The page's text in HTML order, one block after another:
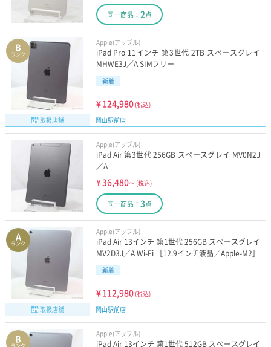
同一商品： 2点
B
ランク
Apple(アップル)
iPad Pro 11インチ 第3世代 2TB スペースグレイ
MHWE3J／A SIMフリー
新着
¥124,980 (税込)
取扱店舗
岡山駅前店
Apple(アップル)
iPad Air 第3世代 256GB スペースグレイ MV0N2J
／A
¥36,480～ (税込)
同一商品： 3点
A
ランク
Apple(アップル)
iPad Air 13インチ 第1世代 256GB スペースグレイ
MV2D3J／A Wi-Fi ［12.9インチ液晶／Apple-M2］
新着
¥112,980 (税込)
取扱店舗
岡山駅前店
B Apple(アップル)
iPad Air 13インチ 第1世代 512GB スペースグレイ